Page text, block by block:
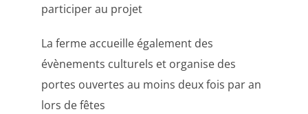
participer au projet
La ferme accueille également des
évènements culturels et organise des
portes ouvertes au moins deux fois par an
lors de fêtes